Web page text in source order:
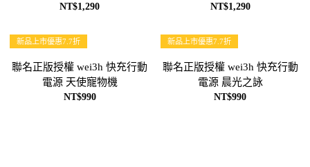
NT$1,290
NT$1,290
新品上市優惠7.7折
聯名正版授權 wei3h 快充行動
電源 天使寵物機
NT$990
新品上市優惠7.7折
聯名正版授權 wei3h 快充行動
電源 晨光之詠
NT$990